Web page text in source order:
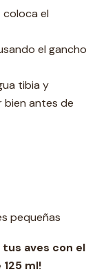
coloca el
el gancho
tibia y
bien antes de
pequeñas
aves con el
ml!